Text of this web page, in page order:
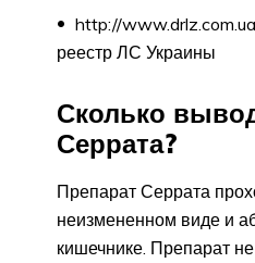
http://
реестр ЛС Украины
Сколько
Серрата?
Препарат Серрата
неизмененном виде и
кишечнике. Препарат